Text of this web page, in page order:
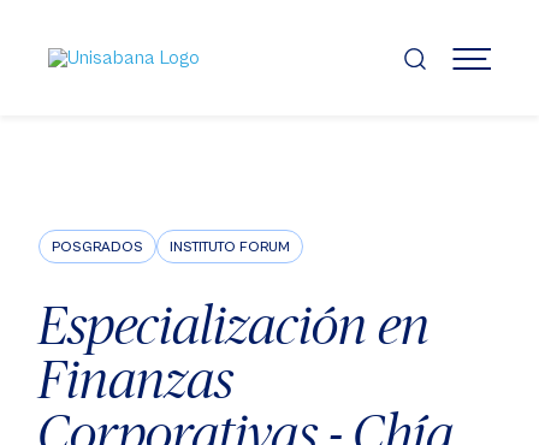
contenido
principal
MENÚ
POSGRADOS INSTITUTO FORUM
Especialización en
Finanzas
Corporativas - Chía